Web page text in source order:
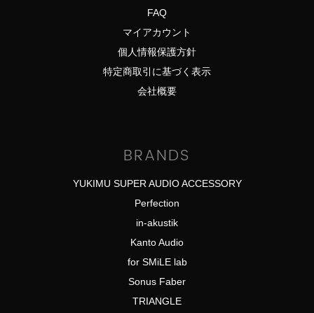
FAQ
マイアカウント
個人情報保護方針
特定商取引に基づく表示
会社概要
BRANDS
YUKIMU SUPER AUDIO ACCESSORY
Perfection
in-akustik
Kanto Audio
for SMiLE lab
Sonus Faber
TRIANGLE